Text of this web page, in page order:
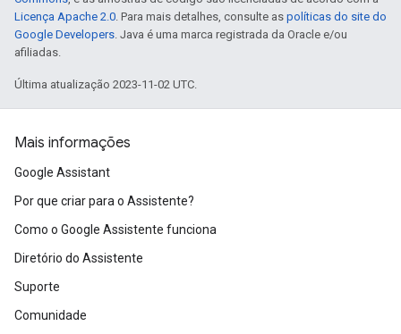
Licença Apache 2.0. Para mais detalhes, consulte as políticas do site do
Google Developers. Java é uma marca registrada da Oracle e/ou
afiliadas.
Última atualização 2023-11-02 UTC.
Mais informações
Google Assistant
Por que criar para o Assistente?
Como o Google Assistente funciona
Diretório do Assistente
Suporte
Comunidade